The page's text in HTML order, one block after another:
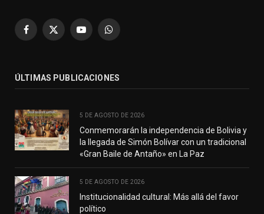
Facebook
X
YouTubeWhatsApp
ÚLTIMAS PUBLICACIONES
5 DE AGOSTO DE 2026
Conmemorarán la independencia de Bolivia y
la llegada de Simón Bolívar con un tradicional
«Gran Baile de Antaño» en La Paz
5 DE AGOSTO DE 2026
Institucionalidad cultural: Más allá del favor
político